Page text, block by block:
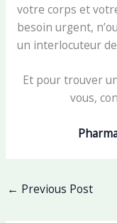
votre corps et
besoin urgent,
un interlocuteur
Et pour trouver
vous,
← Previous Post